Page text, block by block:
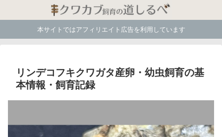
本サイトではアフィリエイト広告を利用しています
リンデコフキクワガタ産卵・幼虫飼育の基
本情報・飼育記録